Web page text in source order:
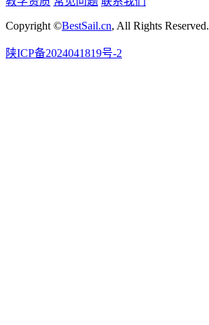
Copyright ©BestSail.cn, All Rights Reserved.
陕ICP备2024041819号-2